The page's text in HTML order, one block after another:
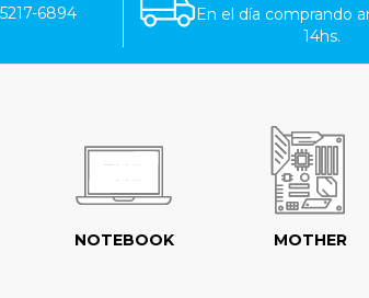
6894
En el día comprando
14hs.
NOTEBOOK MOTHER